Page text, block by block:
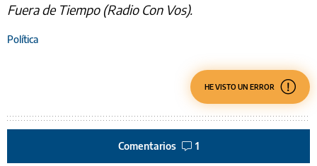
Fuera de Tiempo (Radio Con Vos).
Política
HE VISTO UN ERROR
Comentarios 1